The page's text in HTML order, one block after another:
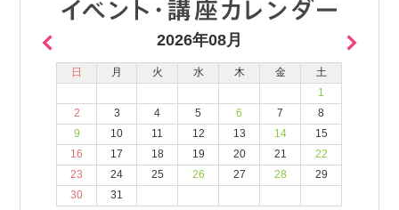
2026年08月
日 月 火 水 木 金
土
1
2
3 4 5 6 7
8
9
10 11 12 13 14
15
16
17 18 19 20 21
22
23
24 25 26 27 28
29
30
31